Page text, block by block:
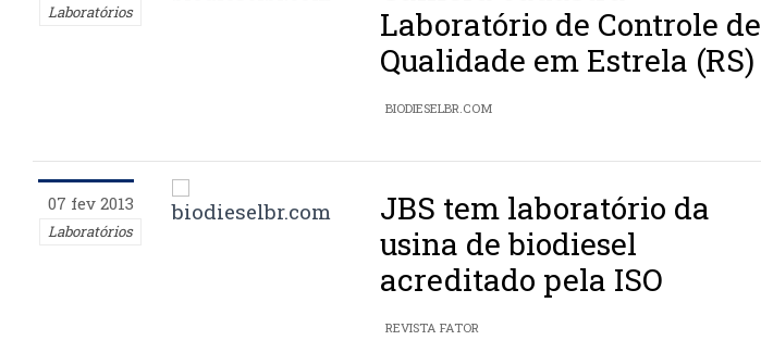
Laboratórios
Laboratório de Controle de
Qualidade em Estrela (RS)
BIODIESELBR.COM
07 fev 2013
Laboratórios
JBS tem laboratório da
usina de biodiesel
acreditado pela ISO
REVISTA FATOR